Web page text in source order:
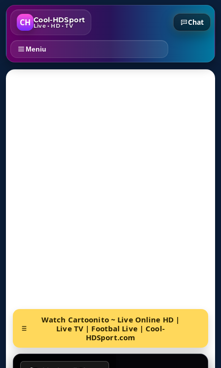
CH Cool-HDSport
Live • HD • TV
Meniu
Chat
Watch Cartoonito ~ Live Online HD |
Live TV | Footbal Live | Cool-
HDSport.com